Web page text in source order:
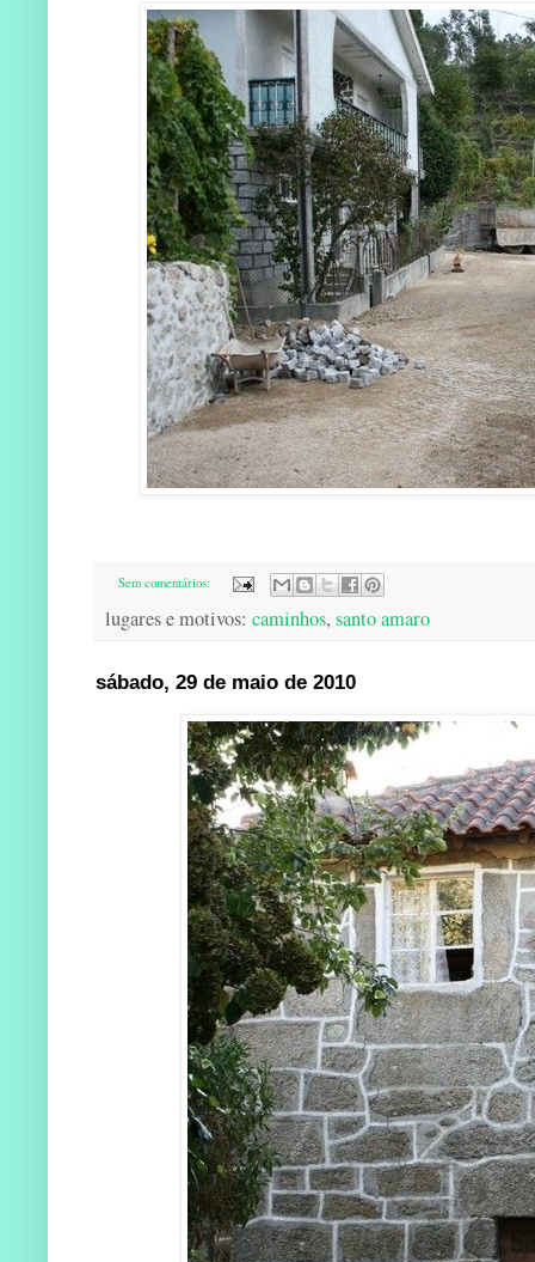
Sem comentários:
lugares e motivos: caminhos, santo amaro
sábado, 29 de maio de 2010